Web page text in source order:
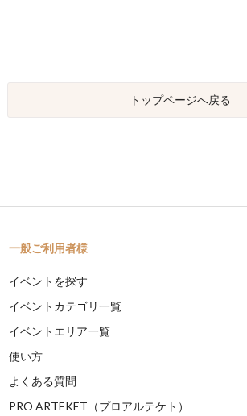
トップページへ戻る
一般ご利用者様
イベントを探す
イベントカテゴリ一覧
イベントエリア一覧
使い方
よくある質問
PRO ARTEKET（プロアルテケト）